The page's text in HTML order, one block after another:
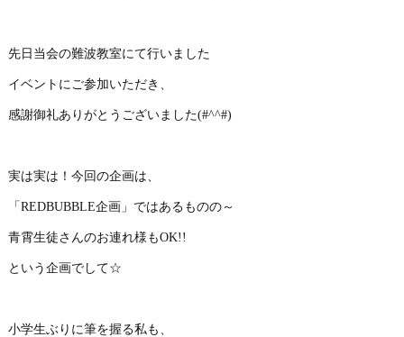
先日当会の難波教室にて行いました
イベントにご参加いただき、
感謝御礼ありがとうございました(#^^#)
実は実は！今回の企画は、
「REDBUBBLE企画」ではあるものの～
青霄生徒さんのお連れ様もOK!!
という企画でして☆
小学生ぶりに筆を握る私も、